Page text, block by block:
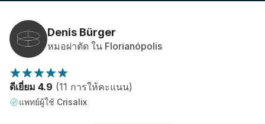
ความคิดเห็นของคนไข้
Denis Bürger
หมอผ่าตัด ใน Florianópolis
ดีเยี่ยม 4.9 (11 การให้คะแนน)
แพทย์ผู้ใช้ Crisalix